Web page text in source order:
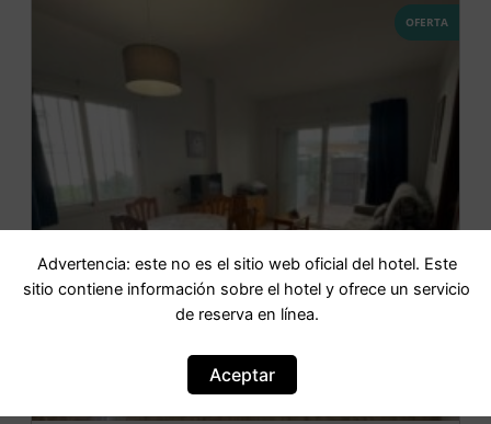
OFERTA
Advertencia: este no es el sitio web oficial del hotel. Este
sitio contiene información sobre el hotel y ofrece un servicio
de reserva en línea.
Aceptar